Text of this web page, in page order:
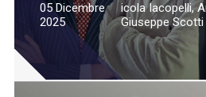
05 Dicembre
2025
icola Iacopelli,
Giuseppe Scotti